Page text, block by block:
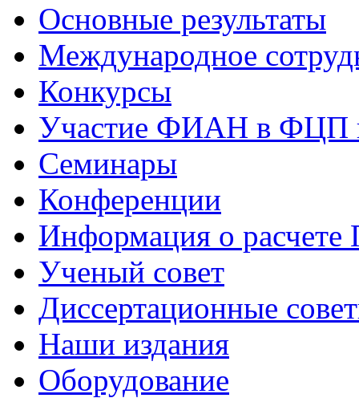
Основные результаты
Международное
Конкурсы
Участие ФИАН в ФЦП
Семинары
Конференции
Информация о
Ученый совет
Диссертационные
Наши издания
Оборудование